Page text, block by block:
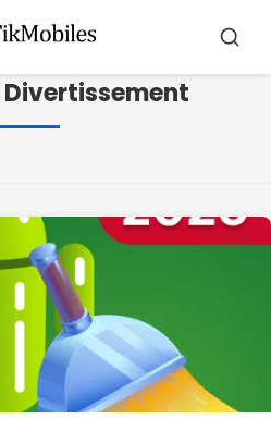
Divertissement